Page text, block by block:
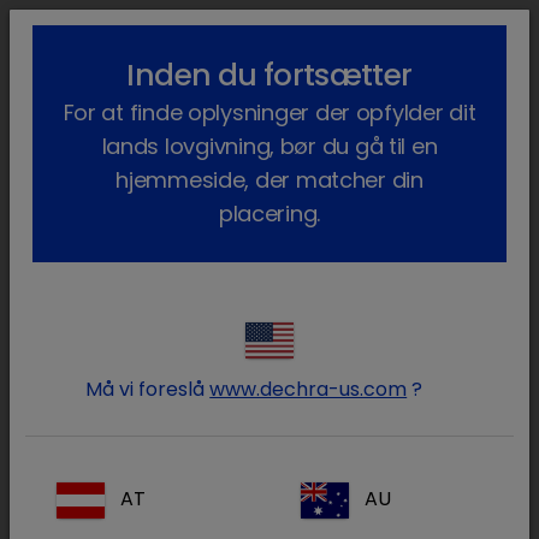
lock_outline search menu
Receptpligtig
Meloxidolor
Inden du fortsætter
For at finde oplysninger der opfylder dit
lands lovgivning, bør du gå til en
hjemmeside, der matcher din
placering.
Må vi foreslåwww.dechra-us.com ?
AT AU